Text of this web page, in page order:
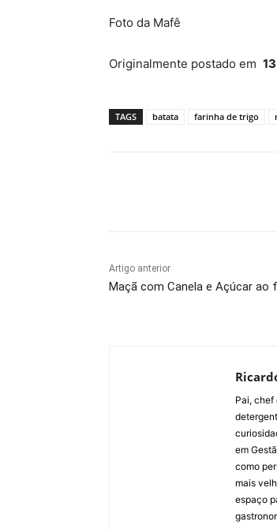
Foto da Mafê
Originalmente postado em
TAGS batata farinha de trigo
Artigo anterior
Maçã com Canela e Açúcar ao
Pai, chef
em
como
mais
espaço